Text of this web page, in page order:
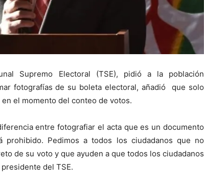
Supremo Electoral (TSE), pidió a la población
fotografías de su boleta electoral, añadió que solo
el momento del conteo de votos.
entre fotografiar el acta que es un documento
Pedimos a todos los ciudadanos que no
de su voto y que ayuden a que todos los ciudadanos
del TSE.